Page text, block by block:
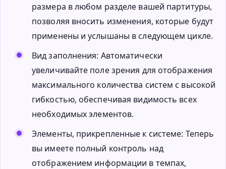
размера в любом разделе вашей партитуры,
позволяя вносить изменения, которые будут
применены и услышаны в следующем цикле.
Вид заполнения: Автоматически
увеличивайте поле зрения для отображения
максимального количества систем с высокой
гибкостью, обеспечивая видимость всех
необходимых элементов.
Элементы, прикрепленные к системе: Теперь
вы имеете полный контроль над
отображением информации в темпах,